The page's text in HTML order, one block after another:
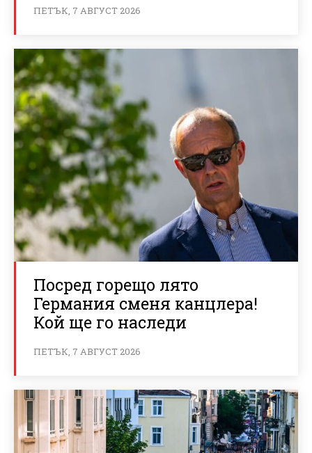
ПЕТЪК, 7 АВГУСТ 2026
Посред горещо лято
Германия сменя канцлера!
Кой ще го наследи
ПЕТЪК, 7 АВГУСТ 2026